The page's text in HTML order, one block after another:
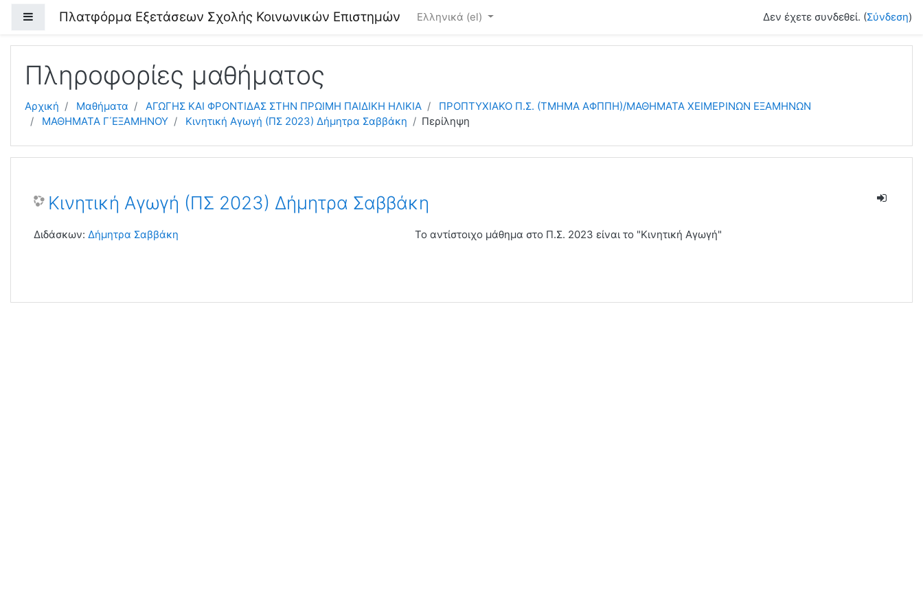
Πλευρικός πίνακας
Πλατφόρμα Εξετάσεων Σχολής Κοινωνικών Επιστημών Ελληνικά ‎(el)‎ Δεν έχετε συνδεθεί. (Σύνδεση)
Πληροφορίες μαθήματος
Αρχική Μαθήματα ΑΓΩΓΗΣ ΚΑΙ ΦΡΟΝΤΙΔΑΣ ΣΤΗΝ ΠΡΩΙΜΗ ΠΑΙΔΙΚΗ ΗΛΙΚΙΑ
ΠΡΟΠΤΥΧΙΑΚΟ Π.Σ. (ΤΜΗΜΑ ΑΦΠΠΗ)/ΜΑΘΗΜΑΤΑ ΧΕΙΜΕΡΙΝΩΝ ΕΞΑΜΗΝΩΝ
ΜΑΘΗΜΑΤΑ Γ΄ΕΞΑΜΗΝΟΥ
Κινητική Αγωγή (ΠΣ 2023) Δήμητρα Σαββάκη Περίληψη
Κινητική Αγωγή (ΠΣ 2023) Δήμητρα Σαββάκη
Το αντίστοιχο μάθημα στο Π.Σ. 2023 είναι το "Κινητική Αγωγή"
Διδάσκων: Δήμητρα Σαββάκη